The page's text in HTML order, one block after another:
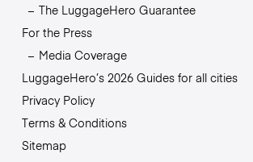
The LuggageHero Guarantee
For the Press
Media Coverage
LuggageHero’s 2026 Guides for all cities
Privacy Policy
Terms & Conditions
Sitemap